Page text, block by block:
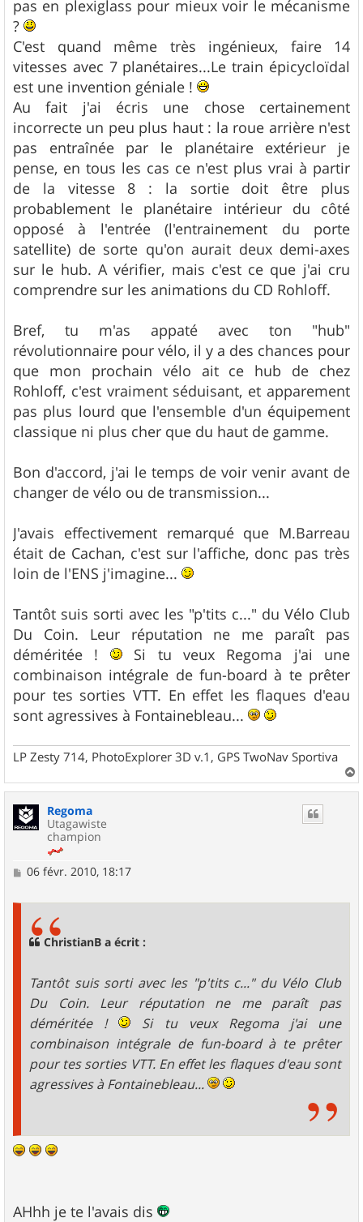
pas en plexiglass pour mieux voir le mécanisme
?
C'est quand même très ingénieux, faire 14
vitesses avec 7 planétaires...Le train épicycloïdal
est une invention géniale !
Au fait j'ai écris une chose certainement
incorrecte un peu plus haut : la roue arrière n'est
pas entraînée par le planétaire extérieur je
pense, en tous les cas ce n'est plus vrai à partir
de la vitesse 8 : la sortie doit être plus
probablement le planétaire intérieur du côté
opposé à l'entrée (l'entrainement du porte
satellite) de sorte qu'on aurait deux demi-axes
sur le hub. A vérifier, mais c'est ce que j'ai cru
comprendre sur les animations du CD Rohloff.
Bref, tu m'as appaté avec ton "hub"
révolutionnaire pour vélo, il y a des chances pour
que mon prochain vélo ait ce hub de chez
Rohloff, c'est vraiment séduisant, et apparement
pas plus lourd que l'ensemble d'un équipement
classique ni plus cher que du haut de gamme.
Bon d'accord, j'ai le temps de voir venir avant de
changer de vélo ou de transmission...
J'avais effectivement remarqué que M.Barreau
était de Cachan, c'est sur l'affiche, donc pas très
loin de l'ENS j'imagine...
Tantôt suis sorti avec les "p'tits c..." du Vélo Club
Du Coin. Leur réputation ne me paraît pas
déméritée !
Si tu veux Regoma j'ai une
combinaison intégrale de fun-board à te prêter
pour tes sorties VTT. En effet les flaques d'eau
sont agressives à Fontainebleau...
LP Zesty 714, PhotoExplorer 3D v.1, GPS TwoNav Sportiva
a
Regoma
Utagawiste
champion
M
06 févr. 2010, 18:17
ChristianB a écrit :
Tantôt suis sorti avec les "p'tits c..." du Vélo Club
Du Coin. Leur réputation ne me paraît pas
déméritée !
Si tu veux Regoma j'ai une
combinaison intégrale de fun-board à te prêter
pour tes sorties VTT. En effet les flaques d'eau sont
agressives à Fontainebleau...
AHhh je te l'avais dis